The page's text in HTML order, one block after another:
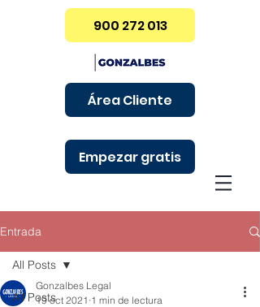
900 272 013
Área Cliente
Empezar gratis
Entrada
All Posts
All Posts
Gonzalbes Legal
19 oct 2021 1 min de lectura